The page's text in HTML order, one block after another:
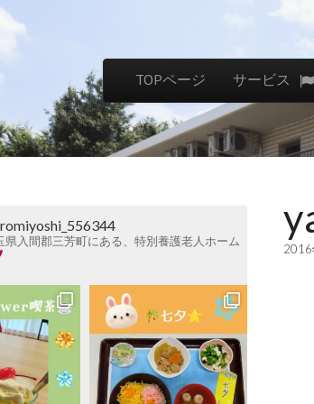
Main menu
TOPページ サービス
2016
県入間郡三芳町にある、特別養護老人ホーム